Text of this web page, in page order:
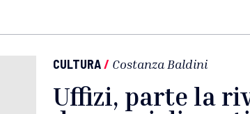
CULTURA/ Costanza Baldini
Uffizi, parte la